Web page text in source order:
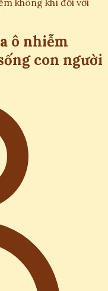
không khí đối với
ô nhiễm
con người